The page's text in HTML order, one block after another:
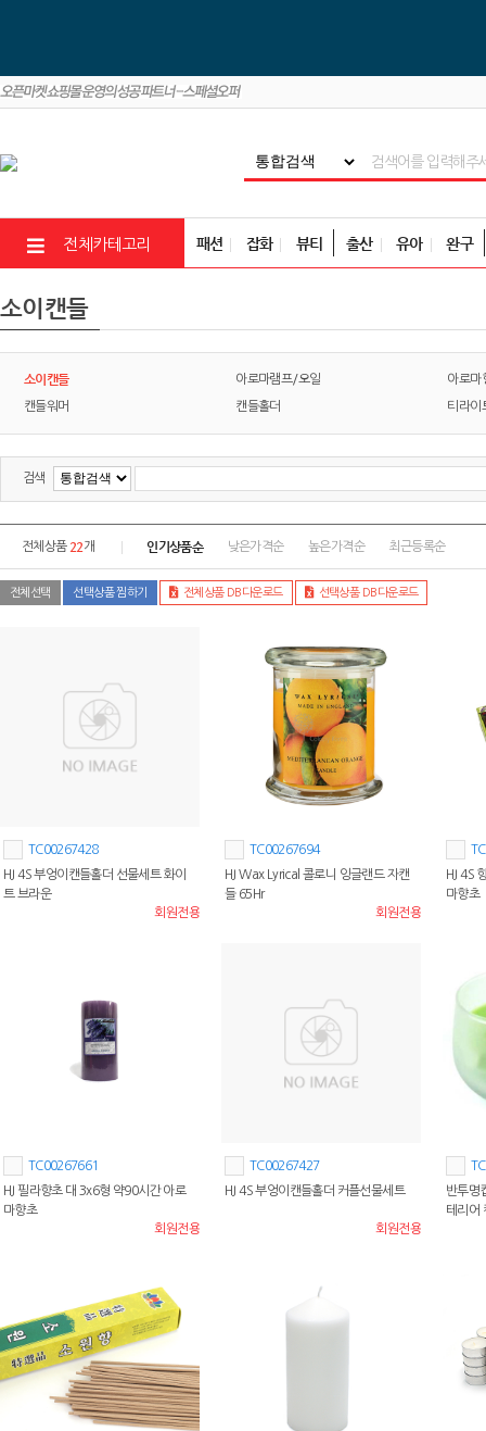
전체카테고리 패션 잡화 뷰티 출산 유아 완구
소이캔들
소이캔들 아로마램프/오일 아로마
캔들워머 캔들홀더 티라이
검색
전체상품 22개 인기상품순 낮은가격순 높은가격순 최근등록순
전체선택 선택상품 찜하기 전체상품 DB다운로드 선택상품 DB다운로드
TC00267428
HJ 4S 부엉이캔들홀더 선물세트 화이
트 브라운
회원전용
TC00267694
HJ Wax Lyrical 콜로니 잉글랜드 자캔
들 65Hr
회원전용
HJ 4S
마향초
TC00267661
HJ 필라향초 대 3x6형 약90시간 아로
마향초
회원전용
TC00267427
HJ 4S 부엉이캔들홀더 커플선물세트
회원전용
반투명
테리어